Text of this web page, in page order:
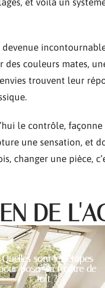
couleurs mates,
trouvent leur
le contrôle,
une sensation, et
changer une pièce,
DE
Quelles sont les étapes
poser sa fenêtre de
toit ?